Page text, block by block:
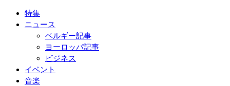
特集
ニュース
ベルギー記事
ヨーロッパ記事
ビジネス
イベント
音楽